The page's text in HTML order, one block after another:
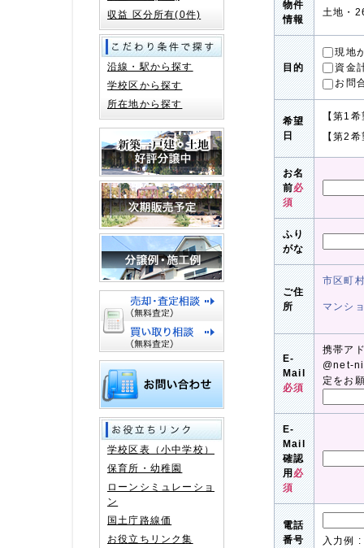
物件
情報
土地・
目的
現地
資金
お問
希望
日
【第1
【第2
お名
前必
須
ふり
がな
ご住
所
市区町
マンシ
E-
Mail
必須
携帯ア
@net-
定をお
E-
Mail
確認
用必
須
電話
番号
入力例
収益 区分所有(0件)
沿線・駅から探す
学校区から探す
所在地から探す
学校区表（小中学校）
保育所・幼稚園
ローンシミュレーショ
ン
国土庁路線価
お役立ちリンク集